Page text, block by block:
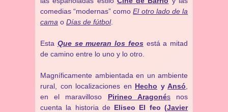
comedias “modernas” comoEl otro lado de la
cama o Días de fútbol.
Esta Que se mueran los feosestá a mitad
de camino entre lo uno y lo otro.
Magníficamente ambientada en un ambiente
rural, con localizaciones en Hecho y Ansó
en el maravilloso Pirineo Aragonésnos
cuenta la historia de Eliseo El feo (Javier